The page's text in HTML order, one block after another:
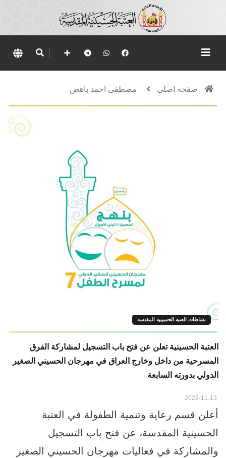
صفحه اصلی مصطفى احمد باهض
نشاطات العتبة الحسينية المقدسة
العتبة الحسينية تعلن عن فتح باب التسجيل لمشاركة الفرق
المسرحية من داخل وخارج العراق في مهرجان الحسيني الصغير
الدولي بدورته السابعة
أعلن قسم رعاية وتنمية الطفولة في العتبة
الحسينية المقدسة، عن فتح باب التسجيل
والمشاركة في فعاليات مهرجان الحسيني الصغير